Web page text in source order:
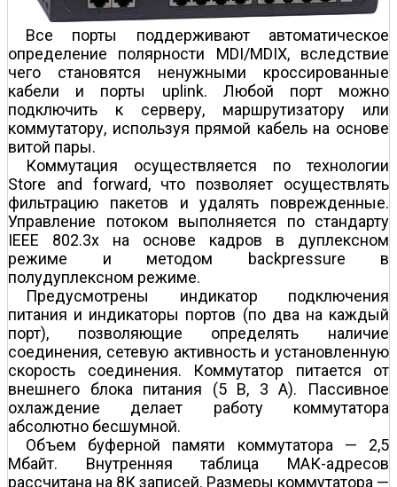
Все порты поддерживают автоматическое
определение полярности MDI/MDIX, вследствие
чего становятся ненужными кроссированные
кабели и порты uplink. Любой порт можно
подключить к серверу, маршрутизатору или
коммутатору, используя прямой кабель на основе
витой пары.
Коммутация осуществляется по технологии
Store and forward, что позволяет осуществлять
фильтрацию пакетов и удалять поврежденные.
Управление потоком выполняется по стандарту
IEEE 802.3x на основе кадров в дуплексном
режиме и методом backpressure в
полудуплексном режиме.
Предусмотрены индикатор подключения
питания и индикаторы портов (по два на каждый
порт), позволяющие определять наличие
соединения, сетевую активность и установленную
скорость соединения. Коммутатор питается от
внешнего блока питания (5 В, 3 А). Пассивное
охлаждение делает работу коммутатора
абсолютно бесшумной.
Объем буферной памяти коммутатора — 2,5
Мбайт. Внутренняя таблица МАК-адресов
рассчитана на 8К записей. Размеры коммутатора —